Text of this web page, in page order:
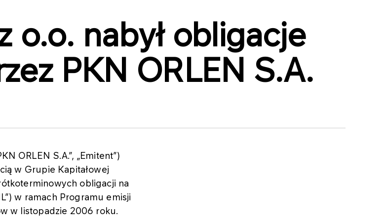
o.o. nabył obligacje
PKN ORLEN S.A.
ORLEN S.A.”, „Emitent”)
w Grupie Kapitałowej
obligacji na
w ramach Programu emisji
w listopadzie 2006 roku.